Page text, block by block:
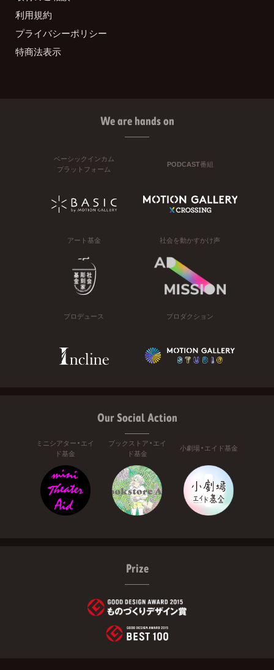
利用規約
プライバシーポリシー
特商法表示
We are hands on
ベーシックインカム
プラットフォーム
PODCAST番組
アート基金 社会を動かすかけ声
プロデュース プロダクション
Our Social Action
ミニシアター・エイ
ド基金
ブックストア・エイ
ド基金
小劇場・エイド基金
Prize